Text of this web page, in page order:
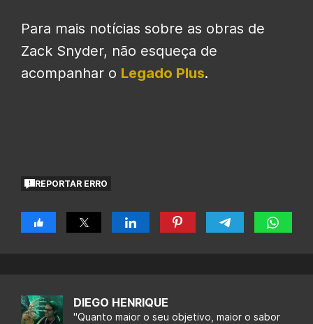
Para mais notícias sobre as obras de
Zack Snyder, não esqueça de
acompanhar o Legado Plus.
REPORTAR ERRO
DIEGO HENRIQUE
"Quanto maior o seu objetivo, maior o sabor